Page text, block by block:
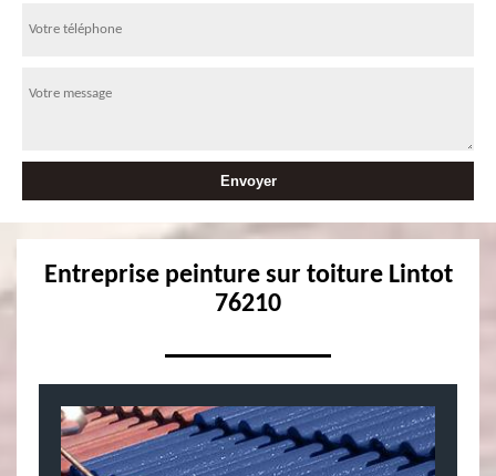
Entreprise peinture sur toiture Lintot
76210